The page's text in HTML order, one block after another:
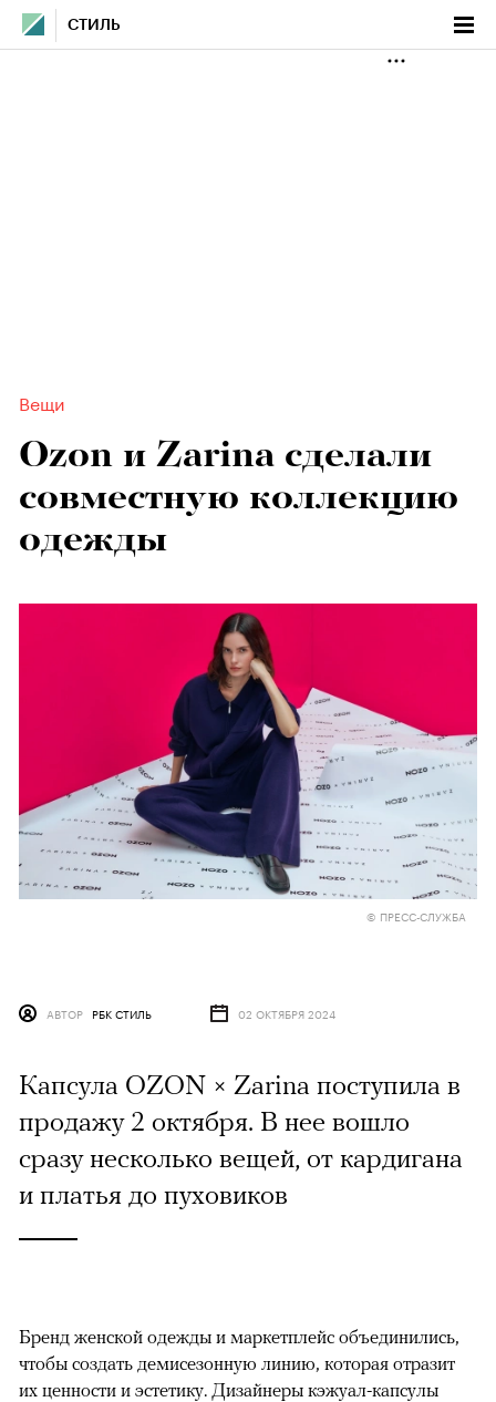
СТИЛЬ
Вещи
Ozon и Zarina сделали
совместную коллекцию
одежды
© ПРЕСС-СЛУЖБА
АВТОР РБК СТИЛЬ 02 ОКТЯБРЯ 2024
Капсула OZON × Zarina поступила в
продажу 2 октября. В нее вошло
сразу несколько вещей, от кардигана
и платья до пуховиков
Бренд женской одежды и маркетплейс объединились,
чтобы создать демисезонную линию, которая отразит
их ценности и эстетику. Дизайнеры кэжуал-капсулы